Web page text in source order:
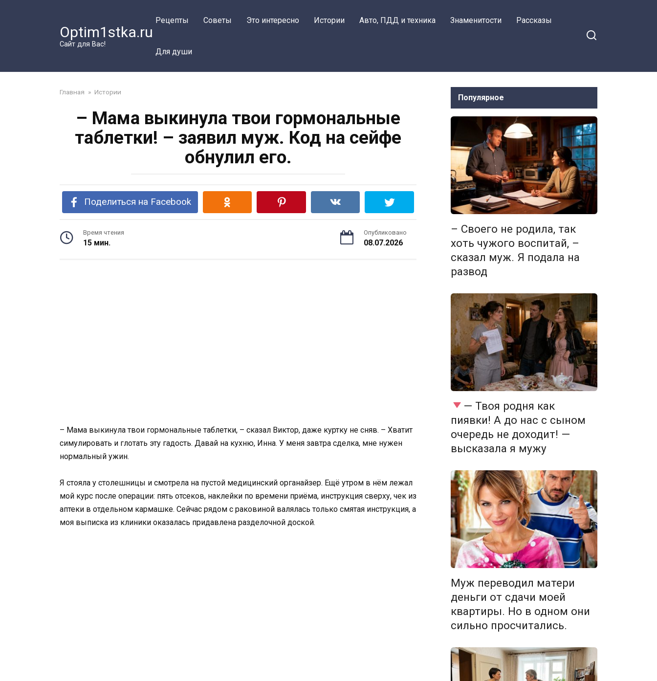
Optim1stka.ru
Сайт для Вас!
Рецепты Советы Это интересно Истории Авто, ПДД и техника Знаменитости Рассказы
Для души
Главная » Истории
– Мама выкинула твои гормональные
таблетки! – заявил муж. Код на сейфе
обнулил его.
Поделиться на Facebook
Время чтения
15 мин.
Опубликовано
08.07.2026
– Мама выкинула твои гормональные таблетки, – сказал Виктор, даже куртку не сняв. – Хватит
симулировать и глотать эту гадость. Давай на кухню, Инна. У меня завтра сделка, мне нужен
нормальный ужин.
Я стояла у столешницы и смотрела на пустой медицинский органайзер. Ещё утром в нём лежал
мой курс после операции: пять отсеков, наклейки по времени приёма, инструкция сверху, чек из
аптеки в отдельном кармашке. Сейчас рядом с раковиной валялась только смятая инструкция, а
моя выписка из клиники оказалась придавлена разделочной доской.
Популярное
– Своего не родила, так
хоть чужого воспитай, –
сказал муж. Я подала на
развод
— Твоя родня как
пиявки! А до нас с сыном
очередь не доходит! —
высказала я мужу
Муж переводил матери
деньги от сдачи моей
квартиры. Но в одном они
сильно просчитались.